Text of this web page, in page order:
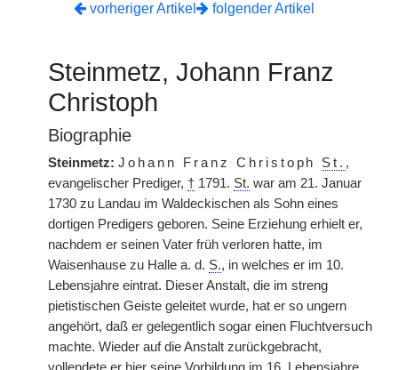
vorheriger Artikel
folgender Artikel
Steinmetz, Johann Franz
Christoph
Biographie
Steinmetz: Johann Franz Christoph St. ,
evangelischer Prediger, † 1791. St. war am 21. Januar
1730 zu Landau im Waldeckischen als Sohn eines
dortigen Predigers geboren. Seine Erziehung erhielt er,
nachdem er seinen Vater früh verloren hatte, im
Waisenhause zu Halle a. d. S., in welches er im 10.
Lebensjahre eintrat. Dieser Anstalt, die im streng
pietistischen Geiste geleitet wurde, hat er so ungern
angehört, daß er gelegentlich sogar einen Fluchtversuch
machte. Wieder auf die Anstalt zurückgebracht,